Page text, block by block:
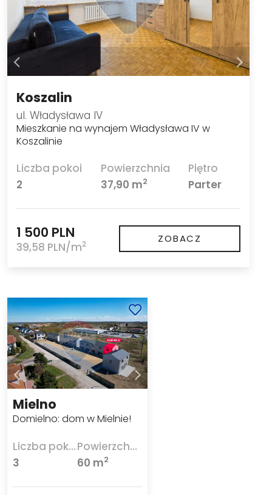
Koszalin
ul. Władysława IV
Mieszkanie na wynajem Władysława IV w
Koszalinie
Liczba pokoi
2
Powierzchnia
37,90 m2
Piętro
Parter
1 500 PLN
39,58 PLN/m2 ZOBACZ
Mielno
Domielno: dom w Mielnie!
Liczba pokoi
3
Powierzchnia
60 m2